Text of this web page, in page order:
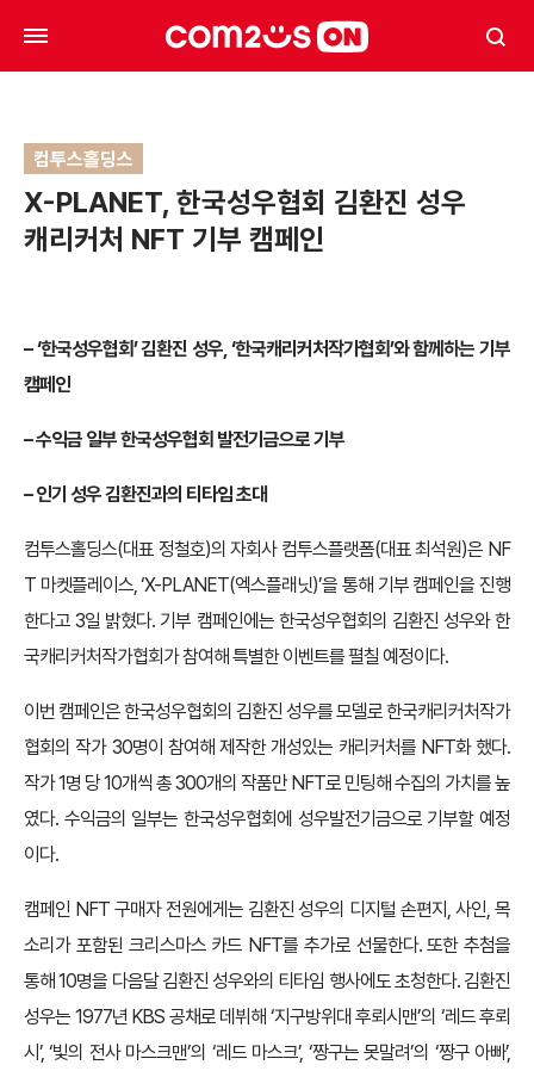
컴투스홀딩스
X-PLANET, 한국성우협회 김환진 성우
캐리커처 NFT 기부 캠페인
– ‘한국성우협회’ 김환진 성우, ‘한국캐리커처작가협회’와 함께하는 기부
캠페인
– 수익금 일부 한국성우협회 발전기금으로 기부
– 인기 성우 김환진과의 티타임 초대
컴투스홀딩스(대표 정철호)의 자회사 컴투스플랫폼(대표 최석원)은 NF
T 마켓플레이스, ‘X-PLANET(엑스플래닛)’을 통해 기부 캠페인을 진행
한다고 3일 밝혔다. 기부 캠페인에는 한국성우협회의 김환진 성우와 한
국캐리커처작가협회가 참여해 특별한 이벤트를 펼칠 예정이다.
이번 캠페인은 한국성우협회의 김환진 성우를 모델로 한국캐리커처작가
협회의 작가 30명이 참여해 제작한 개성있는 캐리커처를 NFT화 했다.
작가 1명 당 10개씩 총 300개의 작품만 NFT로 민팅해 수집의 가치를 높
였다. 수익금의 일부는 한국성우협회에 성우발전기금으로 기부할 예정
이다.
캠페인 NFT 구매자 전원에게는 김환진 성우의 디지털 손편지, 사인, 목
소리가 포함된 크리스마스 카드 NFT를 추가로 선물한다. 또한 추첨을
통해 10명을 다음달 김환진 성우와의 티타임 행사에도 초청한다. 김환진
성우는 1977년 KBS 공채로 데뷔해 ‘지구방위대 후뢰시맨’의 ‘레드 후뢰
시’, ‘빛의 전사 마스크맨’의 ‘레드 마스크’, ‘짱구는 못말려’의 ‘짱구 아빠’,